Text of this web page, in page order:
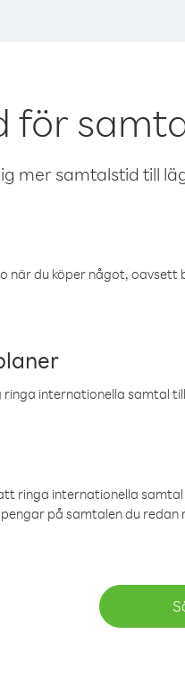
för
mer samtalstid till
du köper något, oavsett
internationella samtal
ringa internationella
på samtalen du redan